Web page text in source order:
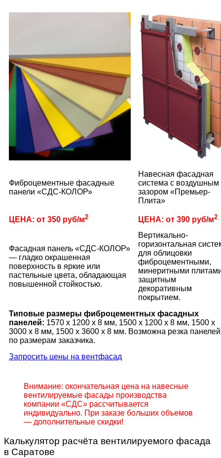
Фиброцементные фасадные
панели «СДС-КОЛОР»
Навесная фасадная
система с воздушным
зазором «Премьер-
Плита»
ЦЕНА: от 350 руб/м2 ЦЕНА: от 390 руб/м2
Фасадная панель «СДС-КОЛОР»
— гладко окрашенная
поверхность в яркие или
пастельные цвета, обладающая
повышенной стойкостью.
Вертикально-
горизонтальная
для облицовки
фиброцементными,
минеритными
защитным
декоративным
покрытием.
Типовые размеры фиброцементных фасадных
панелей: 1570 х 1200 х 8 мм, 1500 x 1200 x 8 мм, 1500 x
3000 x 8 мм, 1500 x 3600 x 8 мм. Возможна резка панелей
по размерам заказчика.
Запросить цены на вентфасад
Внимание: окончательная цена на навесные
вентилируемые фасады производства
компании «СДС» рассчитывается
индивидуально. При заказе больших объемов
— дополнительные скидки!
Калькулятор расчёта вентилируемого фасада
в Саратове